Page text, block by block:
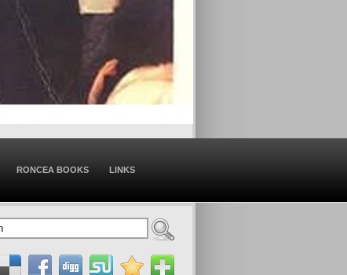
RONCEA BOOKS LINKS